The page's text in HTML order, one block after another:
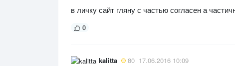
в личку сайт гляну с частью согласен а
0
kalitta 80 17.06.2016 10:09